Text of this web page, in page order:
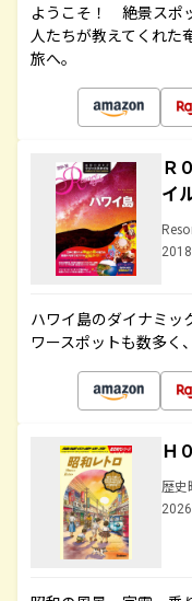
ようこそ！ 絶景スポ
人たちが教えてくれた
旅へ。
Ｒ
イ
ハワイ島のダイナミッ
ワースポットも数多く
Ｈ
歴史